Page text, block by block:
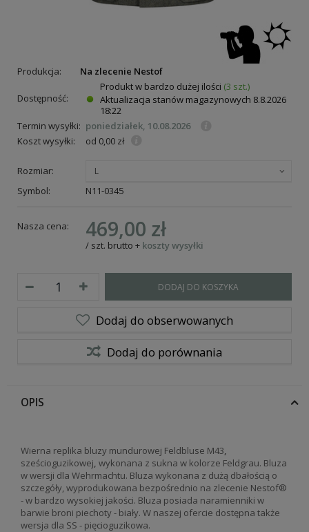
Produkcja: Na zlecenie Nestof
Dostępność:
Produkt w bardzo dużej ilości (3 szt.)
Aktualizacja stanów magazynowych 8.8.2026
18:22
Termin wysyłki: poniedziałek, 10.08.2026
Koszt wysyłki:
od 0,00 zł
Rozmiar: L
Symbol: N11-0345
Nasza cena: 469,00 zł
/ szt. brutto + koszty wysyłki
DODAJ DO KOSZYKA
Dodaj do obserwowanych
Dodaj do porównania
OPIS
Wierna replika bluzy mundurowej Feldbluse M43,
sześcioguzikowej, wykonana z sukna w kolorze Feldgrau. Bluza
w wersji dla Wehrmachtu. Bluza wykonana z dużą dbałością o
szczegóły, wyprodukowana bezpośrednio na zlecenie Nestof®
- w bardzo wysokiej jakości. Bluza posiada naramienniki w
barwie broni piechoty - biały. W naszej ofercie dostępna także
wersja dla SS - pięcioguzikowa.